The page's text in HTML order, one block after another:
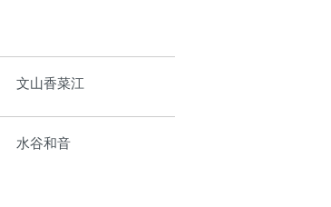
文山香菜江
水谷和音